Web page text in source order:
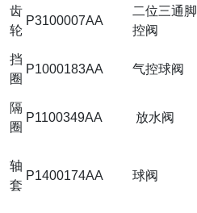
齿
轮
P3100007AA
二位三通脚
控阀
挡
圈
P1000183AA 气控球阀
隔
圈
P1100349AA 放水阀
轴
套
P1400174AA 球阀